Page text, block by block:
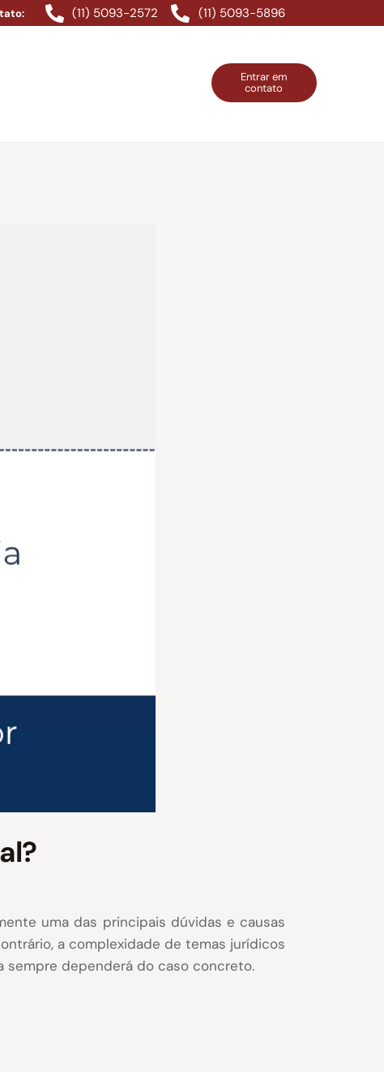
(11) 5093-2572 (11) 5093-5896
Entrar em
contato
uma das principais dúvidas e causas
a complexidade de temas jurídicos
sempre dependerá do caso concreto.